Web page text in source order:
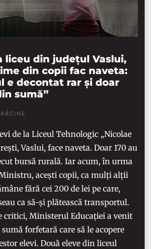
liceu din județul Vaslui,
din copii fac naveta:
e decontat rar și doar
sumă”
de la Liceul Tehnologic „Nicolae
Vaslui, face naveta. Doar 170 au
bursă rurală. Iar acum, în urma
acești copii, ca mulți alții
fără cei 200 de lei pe care,
ca să-și plătească transportul.
critici, Ministerul Educației a venit
forfetară care să le acopere
elevi. Două eleve din liceul